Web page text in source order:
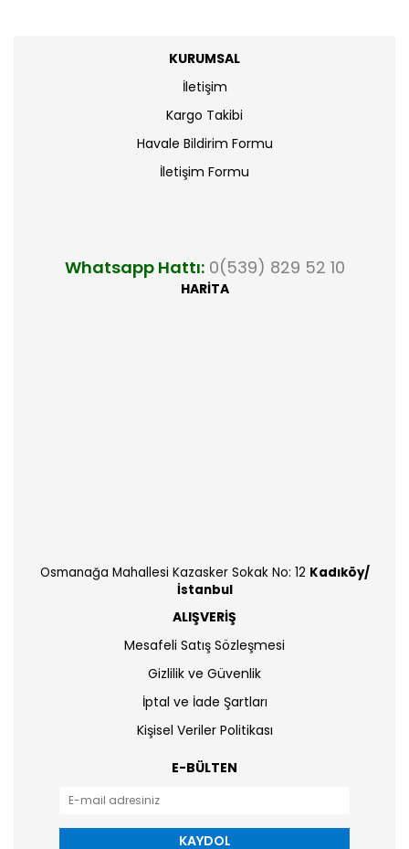
KURUMSAL
İletişim
Kargo Takibi
Havale Bildirim Formu
İletişim Formu
Whatsapp Hattı: 0(539) 829 52 10
HARİTA
Osmanağa Mahallesi Kazasker Sokak No: 12 Kadıköy/
İstanbul
ALIŞVERİŞ
Mesafeli Satış Sözleşmesi
Gizlilik ve Güvenlik
İptal ve İade Şartları
Kişisel Veriler Politikası
E-BÜLTEN
KAYDOL